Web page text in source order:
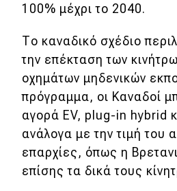
Formula 1
WRC
Motorsport
Eco
Νέα
Τεχνολογία
100% μέχρι το 2040.
Το καναδικό σχέδιο
την επέκταση των
οχημάτων μηδενικών
πρόγραμμα, οι Καναδοί
αγορά EV, plug-in hybrid
ανάλογα με την τιμή του
επαρχίες, όπως η
επίσης τα δικά τους